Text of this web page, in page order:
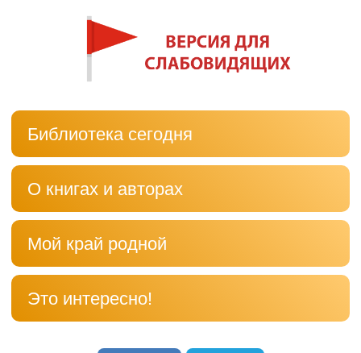
Библиотека сегодня
О книгах и авторах
Мой край родной
Это интересно!